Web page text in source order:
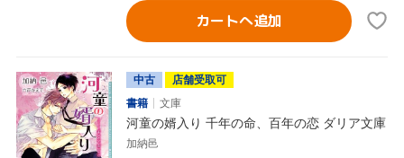
カートへ追加
中古
店舗受取可
書籍
文庫
河童の婿入り 千年の命、百年の恋 ダリア文庫
加納邑